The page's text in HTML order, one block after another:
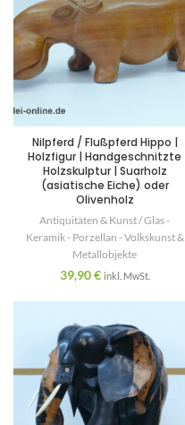
Nilpferd / Flußpferd Hippo |
Holzfigur | Handgeschnitzte
Holzskulptur | Suarholz
(asiatische Eiche) oder
Olivenholz
Antiquitäten & Kunst / Glas -
Keramik - Porzellan - Volkskunst &
Metallobjekte
39,90€ inkl. MwSt.